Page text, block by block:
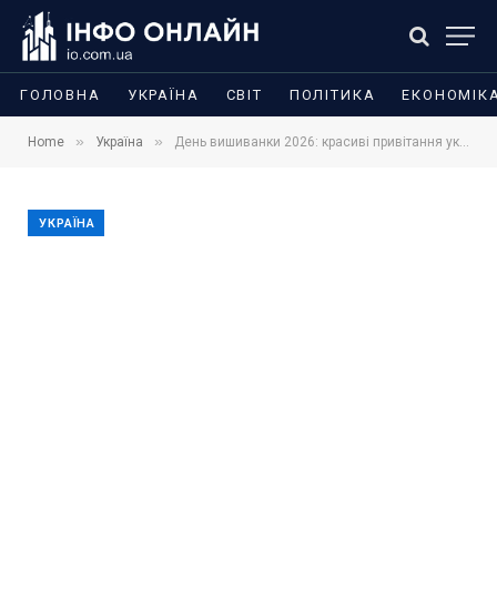
ГОЛОВНА УКРАЇНА СВІТ ПОЛІТИКА
Home » Україна » День вишиванки 2026: красиві привітання українською, щирі побажання у прозі та короткі слова для рідних
УКРАЇНА